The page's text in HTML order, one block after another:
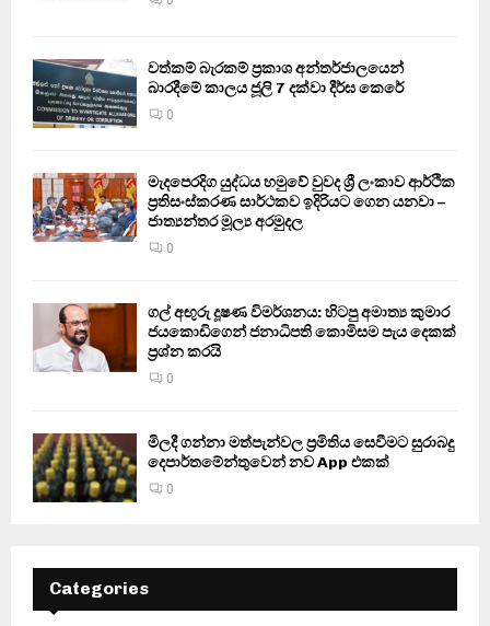
වත්කම් බැරකම් ප්‍රකාශ අන්තර්ජාලයෙන්
බාරදීමේ කාලය ජූලි 7 දක්වා දීර්ඝ කෙරේ
0
මැදපෙරදිග යුද්ධය හමුවේ වුවද ශ්‍රී ලංකාව ආර්ථික
ප්‍රතිසංස්කරණ සාර්ථකව ඉදිරියට ගෙන යනවා –
ජාත්‍යන්තර මූල්‍ය අරමුදල
0
ගල් අඟුරු දූෂණ විමර්ශනය: හිටපු අමාත්‍ය කුමාර
ජයකොඩිගෙන් ජනාධිපති කොමිසම පැය දෙකක්
ප්‍රශ්න කරයි
0
මිලදී ගන්නා මත්පැන්වල ප්‍රමිතිය සෙවීමට සුරාබදු
දෙපාර්තමේන්තුවෙන් නව App එකක්
0
Categories